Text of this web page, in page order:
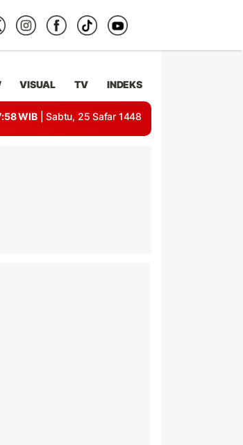
VISUAL TV INDEKS
WIB | Sabtu, 25 Safar 1448